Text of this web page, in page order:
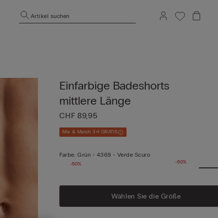
Artikel suchen
Einfarbige Badeshorts
mittlere Länge
CHF 89,95
Mix & Match 3+1 GRATIS
Farbe: Grün - 4369 - Verde Scuro
-50%
-50%
Wählen Sie die Größe